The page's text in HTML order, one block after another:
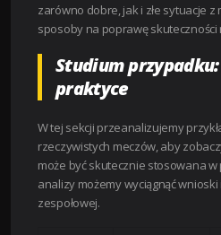
zarówno dobre, jak i złe sytuacje z
sposoby na poprawę skuteczności
Studium
praktyce
W tej sekcji przeanalizujemy
rzeczywistych meczów, aby
może być skutecznie stosowana
analizy możemy wyciągnąć
zespołowej.